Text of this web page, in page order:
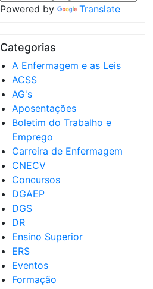
Powered by Translate
Categorias
A Enfermagem e as Leis
ACSS
AG's
Aposentações
Boletim do Trabalho e
Emprego
Carreira de Enfermagem
CNECV
Concursos
DGAEP
DGS
DR
Ensino Superior
ERS
Eventos
Formação